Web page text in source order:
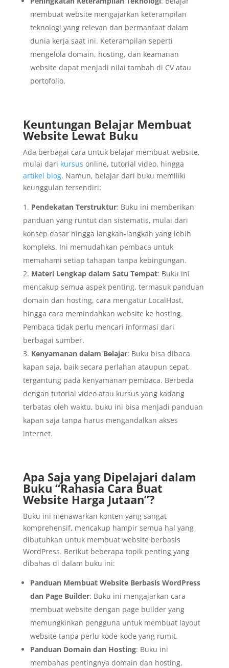
membuat website mengajarkan keterampilan
teknologi yang relevan dan bermanfaat dalam
dunia kerja saat ini. Keterampilan seperti
mengelola domain, hosting, dan keamanan
website dapat menjadi nilai tambah di CV atau
portofolio.
Keuntungan Belajar Membuat
Website Lewat Buku
Ada berbagai cara untuk belajar membuat website,
mulai dari kursus online, tutorial video, hingga
artikel blog. Namun, belajar dari buku memiliki
keunggulan tersendiri:
Pendekatan Terstruktur: Buku ini memberikan
panduan yang runtut dan sistematis, mulai dari
konsep dasar hingga langkah-langkah yang lebih
kompleks. Ini memudahkan pembaca untuk
memahami setiap tahapan tanpa kebingungan.
Materi Lengkap dalam Satu Tempat: Buku ini
mencakup semua aspek penting, termasuk panduan
domain dan hosting, cara mengatur LocalHost,
hingga cara memindahkan website ke hosting.
Pembaca tidak perlu mencari informasi dari
berbagai sumber.
Kenyamanan dalam Belajar: Buku bisa dibaca
kapan saja, baik secara perlahan ataupun cepat,
tergantung pada kenyamanan pembaca. Berbeda
dengan tutorial video atau kursus yang kadang
terbatas oleh waktu, buku ini bisa menjadi panduan
kapan saja tanpa harus mengandalkan akses
internet.
Apa Saja yang Dipelajari dalam
Buku “Rahasia Cara Buat
Website Harga Jutaan”?
Buku ini menawarkan konten yang sangat
komprehensif, mencakup hampir semua hal yang
dibutuhkan untuk membuat website berbasis
WordPress. Berikut beberapa topik penting yang
dibahas di dalam buku ini:
Panduan Membuat Website Berbasis WordPress
dan Page Builder: Buku ini mengajarkan cara
membuat website dengan page builder yang
memungkinkan pengguna untuk membuat layout
website tanpa perlu kode-kode yang rumit.
Panduan Domain dan Hosting: Buku ini
membahas pentingnya domain dan hosting,